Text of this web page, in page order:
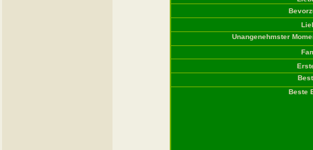
Unangenehmster
Beste